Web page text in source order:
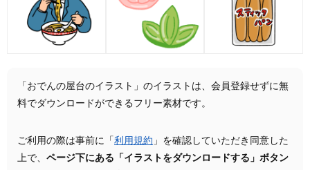
「おでんの屋台のイラスト」のイラストは、会員登録せずに無
料でダウンロードができるフリー素材です。
ご利用の際は事前に「 利用規約 」を確認していただき同意した
上で、 ページ下にある「イラストをダウンロードする」ボタン